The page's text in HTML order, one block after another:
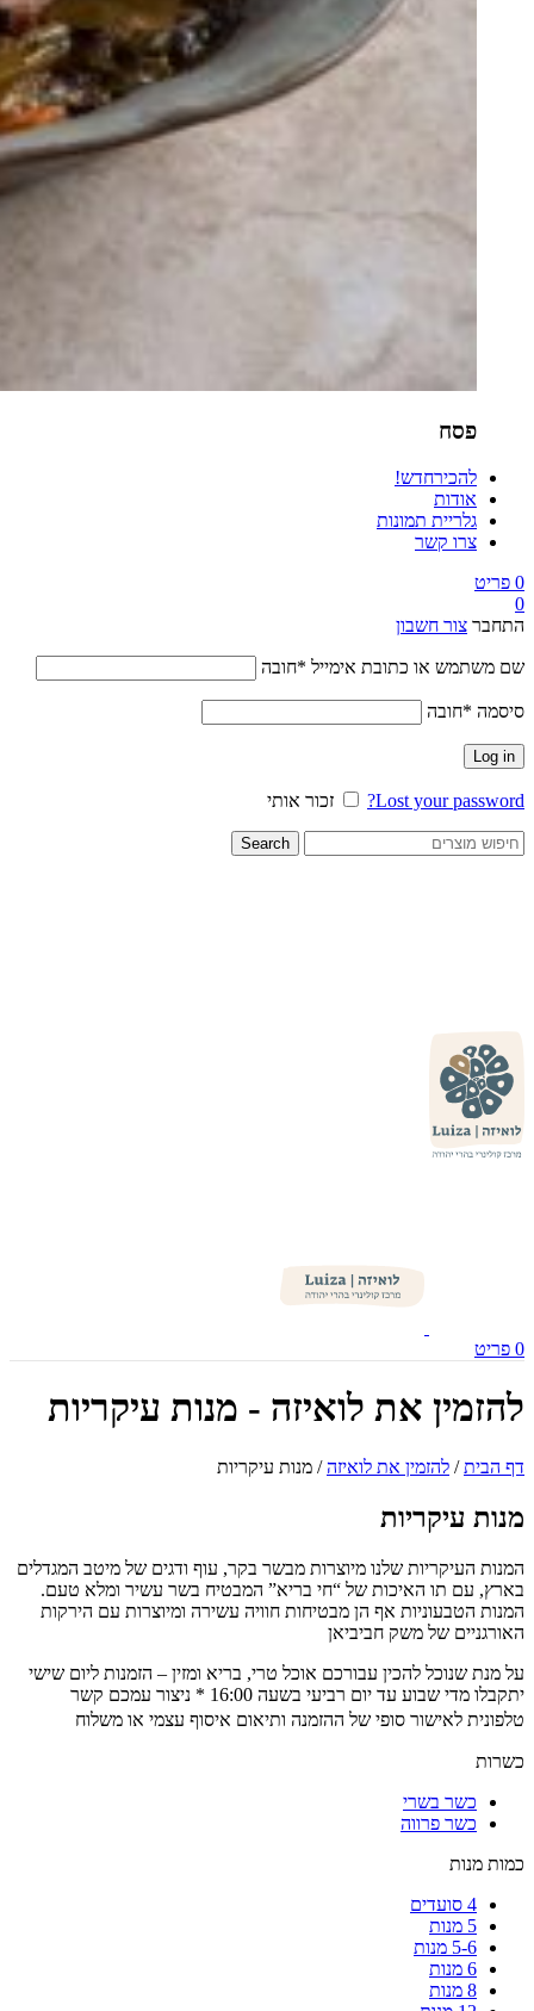
פסח
להכירחדש!
אודות
גלריית תמונות
צרו קשר
0 פריט
0
התחבר צור חשבון
שם משתמש או כתובת אימייל *חובה
סיסמה *חובה
Log in
Lost your password? זכור אותי
Search
0 פריט
להזמין את לואיזה - מנות עיקריות
דף הבית / להזמין את לואיזה / מנות עיקריות
מנות עיקריות
המנות העיקריות שלנו מיוצרות מבשר בקר, עוף ודגים של מיטב המגדלים
בארץ, עם תו האיכות של “חי בריא” המבטיח בשר עשיר ומלא טעם.
המנות הטבעוניות אף הן מבטיחות חוויה עשירה ומיוצרות עם הירקות
האורגניים של משק חביביאן
על מנת שנוכל להכין עבורכם אוכל טרי, בריא ומזין – הזמנות ליום שישי
יתקבלו מדי שבוע עד יום רביעי בשעה 16:00 * ניצור עמכם קשר
טלפונית לאישור סופי של ההזמנה ותיאום איסוף עצמי או משלוח
כשרות
כשר בשרי
כשר פרווה
כמות מנות
4 סועדים
5 מנות
5-6 מנות
6 מנות
8 מנות